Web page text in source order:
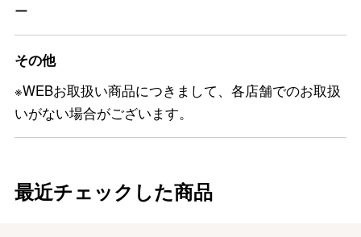
ー
その他
※WEBお取扱い商品につきまして、各店舗でのお取扱
いがない場合がございます。
最近チェックした商品